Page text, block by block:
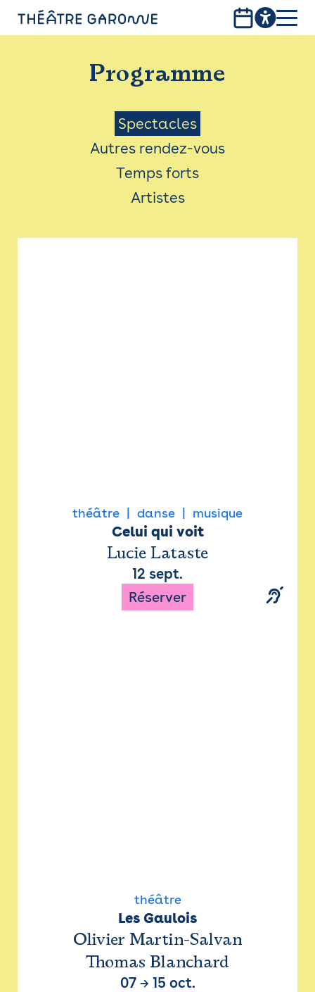
PROGRAMME
INFOS PRATIQUES
AVEC LES PUBLICS
ACCESSIBILITÉ
LES PRODUCTIONS
Programme
Menu
Saison
Spectacles
Autres rendez-vous
Temps forts
Artistes
théâtre danse musique
Celui qui voit
Lucie Lataste
12 sept.
Réserver
théâtre
Les Gaulois
Olivier Martin-Salvan
Thomas Blanchard
07→ 15 oct.